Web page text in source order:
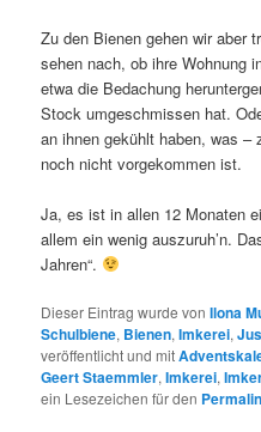
Zu den Bienen gehen wir aber
sehen nach, ob ihre Wohnung
etwa die Bedachung
Stock umgeschmissen hat.
an ihnen gekühlt haben, was
noch nicht vorgekommen ist.
Ja, es ist in allen 12 Monaten
allem ein wenig auszuruh’n.
Jahren“.
Dieser Eintrag wurde vonIlona
Schulbiene, Bienen,Imkerei,
veröffentlicht und mit
Geert Staemmler,Imkerei,
ein Lesezeichen für den